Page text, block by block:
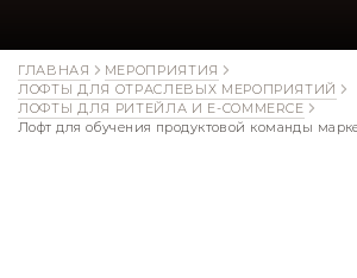
ГЛАВНАЯ
МЕРОПРИЯТИЯ
ЛОФТЫ ДЛЯ ОТРАСЛЕВЫХ МЕРОПРИЯТИЙ
ЛОФТЫ ДЛЯ РИТЕЙЛА И E-COMMERCE
Лофт для обучения продуктовой команды